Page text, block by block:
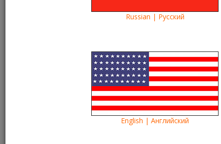
Что посмотреть?
Новый фильм «Текст» на
Kartina TV START
Kartina TV Brooklyn 13608
What to see?
Russian | Русский
English | Английский